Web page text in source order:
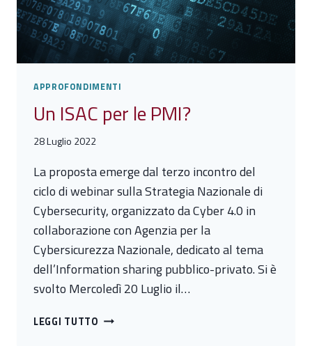
APPROFONDIMENTI
Un ISAC per le PMI?
28 Luglio 2022
La proposta emerge dal terzo incontro del
ciclo di webinar sulla Strategia Nazionale di
Cybersecurity, organizzato da Cyber 4.0 in
collaborazione con Agenzia per la
Cybersicurezza Nazionale, dedicato al tema
dell’Information sharing pubblico-privato. Si è
svolto Mercoledì 20 Luglio il…
LEGGI TUTTO UN